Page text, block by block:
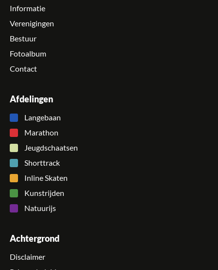
Informatie
Verenigingen
Bestuur
Fotoalbum
Contact
Afdelingen
Langebaan
Marathon
Jeugdschaatsen
Shorttrack
Inline Skaten
Kunstrijden
Natuurijs
Achtergrond
Disclaimer